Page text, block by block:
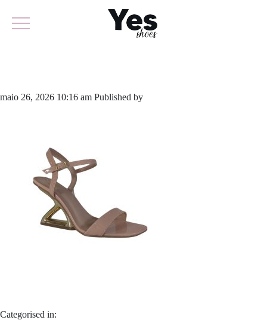
maio 26, 2026 10:16 am Published by
Categorised in: